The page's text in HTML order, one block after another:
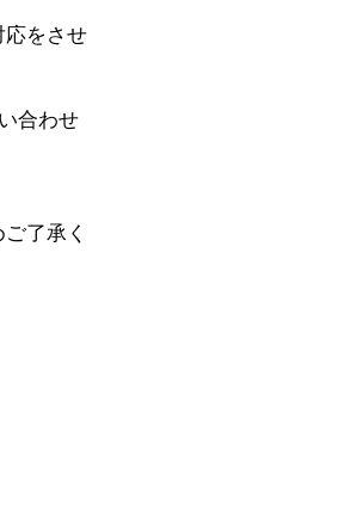
をさせ
合わせ
了承く